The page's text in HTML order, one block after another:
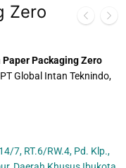
Zero
Paper Packaging Zero
Global Intan Teknindo,
7, RT.6/RW.4, Pd. Klp.,